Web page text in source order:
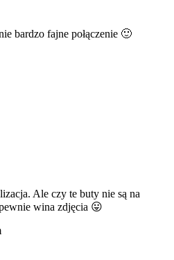
bardzo fajne połączenie 🙂
Ale czy te buty nie są na
wina zdjęcia 😛